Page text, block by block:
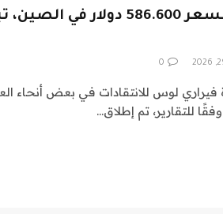
فيراري لوس، بسعر 586.600
0
لوس للانتقادات في بعض أنحاء
للتقارير، تم إطلاق…